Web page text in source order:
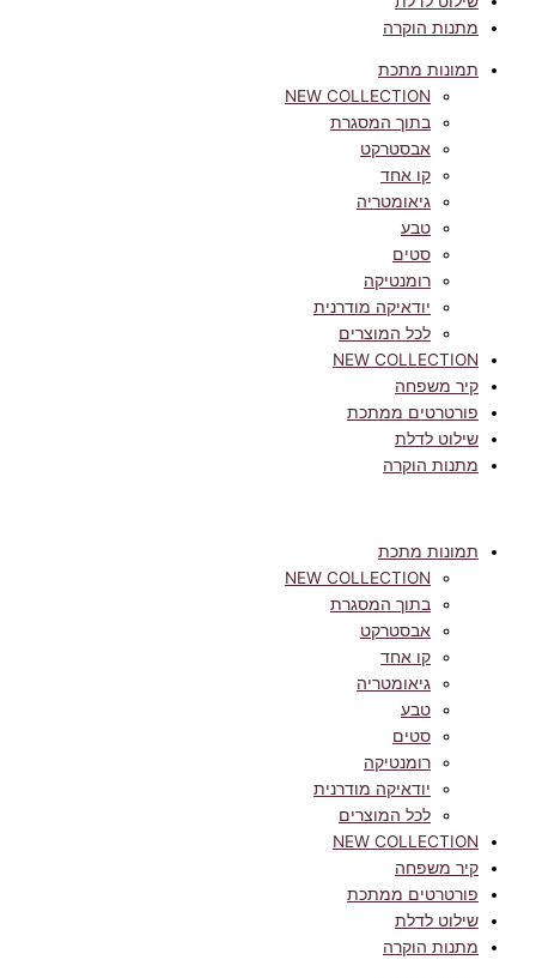
מתנות הוקרה
תמונות מתכת
NEW COLLECTION
בתוך המסגרת
אבסטרקט
קו אחד
גיאומטריה
טבע
סטים
רומנטיקה
יודאיקה מודרנית
לכל המוצרים
NEW COLLECTION
קיר משפחה
פורטרטים ממתכת
שילוט לדלת
מתנות הוקרה
תמונות מתכת
NEW COLLECTION
בתוך המסגרת
אבסטרקט
קו אחד
גיאומטריה
טבע
סטים
רומנטיקה
יודאיקה מודרנית
לכל המוצרים
NEW COLLECTION
קיר משפחה
פורטרטים ממתכת
שילוט לדלת
מתנות הוקרה